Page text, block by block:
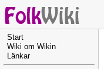
Start
Wiki om Wikin
Länkar